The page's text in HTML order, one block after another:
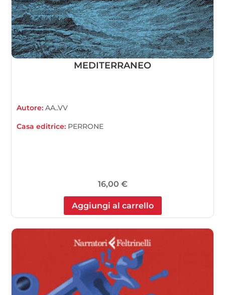
MEDITERRANEO
Autore:AA..VV
Casa editrice: PERRONE
16,00 €
Aggiungi al carrello